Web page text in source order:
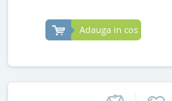
Adauga in cos